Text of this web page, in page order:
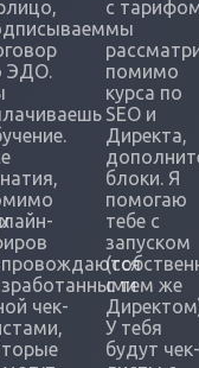
ЭДО.
чек-
с
мы
помимо
курса по
SEO и
Директа,
блоки. Я
помогаю
тебе с
запуском
с тем же
У тебя
будут чек-